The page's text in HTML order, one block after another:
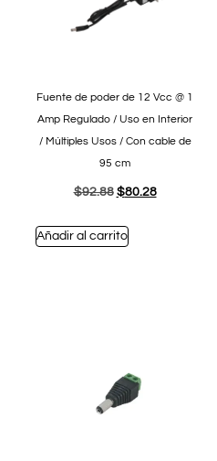
Fuente de poder de 12 Vcc @ 1
Amp Regulado / Uso en Interior
/ Múltiples Usos / Con cable de
95 cm
$92.88 $80.28
Añadir al carrito